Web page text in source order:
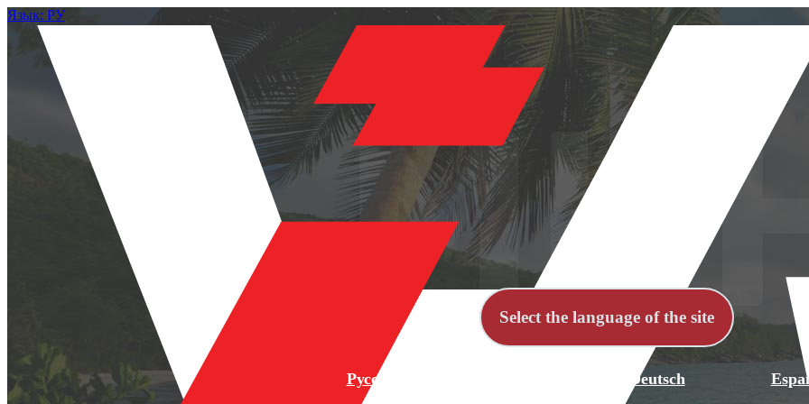
Язык: РУ
Select the language of the site
Русский Deutsch